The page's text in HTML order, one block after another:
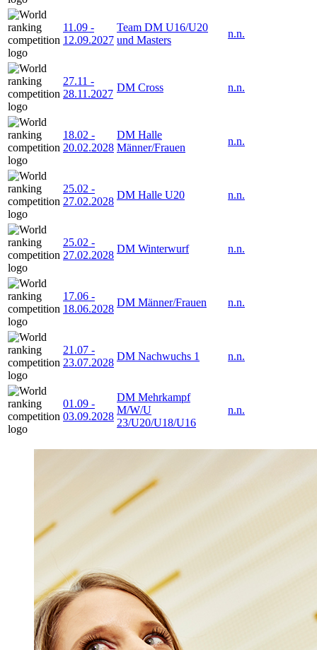
11.09 -
12.09.2027
Team DM U16/U20
und Masters
n.n.
27.11 -
28.11.2027
DM Cross n.n.
18.02 -
20.02.2028
DM Halle
Männer/Frauen
n.n.
25.02 -
27.02.2028
DM Halle U20 n.n.
25.02 -
27.02.2028
DM Winterwurf n.n.
17.06 -
18.06.2028
DM Männer/Frauen n.n.
21.07 -
23.07.2028
DM Nachwuchs 1 n.n.
01.09 -
03.09.2028
DM Mehrkampf
M/W/U
23/U20/U18/U16
n.n.